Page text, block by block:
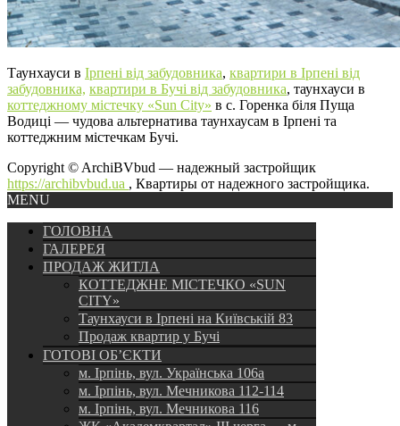
Таунхауси в Ірпені від забудовника, квартири в Ірпені від
забудовника, квартири в Бучі від забудовника, таунхауси в
коттеджному містечку «Sun City» в с. Горенка біля Пуща
Водиці — чудова альтернатива таунхаусам в Ірпені та
коттеджним містечкам Бучі.
Copyright © ArchiBVbud — надежный застройщик
https://archibvbud.ua , Квартиры от надежного застройщика.
MENU
ГОЛОВНА
ГАЛЕРЕЯ
ПРОДАЖ ЖИТЛА
КОТТЕДЖНЕ МІСТЕЧКО «SUN
CITY»
Таунхауси в Ірпені на Київській 83
Продаж квартир у Бучі
ГОТОВІ ОБ’ЄКТИ
м. Ірпінь, вул. Українська 106а
м. Ірпінь, вул. Мечникова 112-114
м. Ірпінь, вул. Мечникова 116